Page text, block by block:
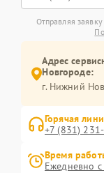
Отправляя
Адрес
Новгороде:
г. Нижний
Горячая
+7 (831)
Время
Ежедневно